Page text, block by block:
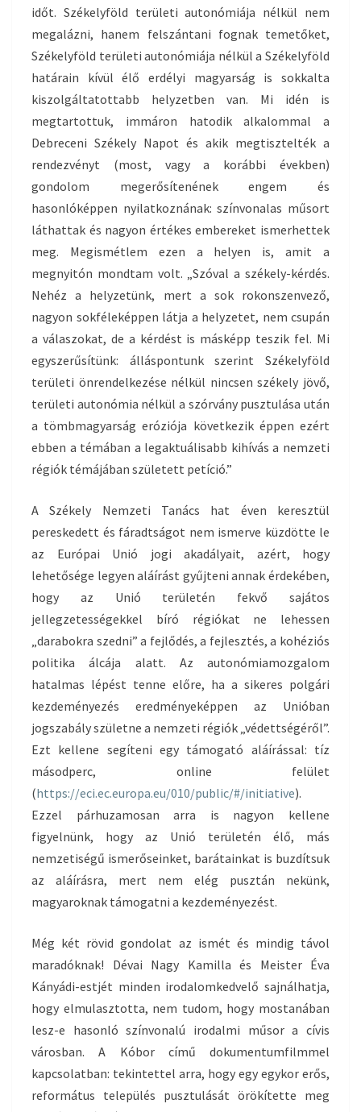
időt. Székelyföld területi autonómiája nélkül nem
megalázni, hanem felszántani fognak temetőket,
Székelyföld területi autonómiája nélkül a Székelyföld
határain kívül élő erdélyi magyarság is sokkalta
kiszolgáltatottabb helyzetben van. Mi idén is
megtartottuk, immáron hatodik alkalommal a
Debreceni Székely Napot és akik megtisztelték a
rendezvényt (most, vagy a korábbi években)
gondolom megerősítenének engem és
hasonlóképpen nyilatkoznának: színvonalas műsort
láthattak és nagyon értékes embereket ismerhettek
meg. Megismétlem ezen a helyen is, amit a
megnyitón mondtam volt. „Szóval a székely-kérdés.
Nehéz a helyzetünk, mert a sok rokonszenvező,
nagyon sokféleképpen látja a helyzetet, nem csupán
a válaszokat, de a kérdést is másképp teszik fel. Mi
egyszerűsítünk: álláspontunk szerint Székelyföld
területi önrendelkezése nélkül nincsen székely jövő,
területi autonómia nélkül a szórvány pusztulása után
a tömbmagyarság eróziója következik éppen ezért
ebben a témában a legaktuálisabb kihívás a nemzeti
régiók témájában született petíció.”
A Székely Nemzeti Tanács hat éven keresztül
pereskedett és fáradtságot nem ismerve küzdötte le
az Európai Unió jogi akadályait, azért, hogy
lehetősége legyen aláírást gyűjteni annak érdekében,
hogy az Unió területén fekvő sajátos
jellegzetességekkel bíró régiókat ne lehessen
„darabokra szedni” a fejlődés, a fejlesztés, a kohéziós
politika álcája alatt. Az autonómiamozgalom
hatalmas lépést tenne előre, ha a sikeres polgári
kezdeményezés eredményeképpen az Unióban
jogszabály születne a nemzeti régiók „védettségéről”.
Ezt kellene segíteni egy támogató aláírással: tíz
másodperc, online felület
(https://eci.ec.europa.eu/010/public/#/initiative).
Ezzel párhuzamosan arra is nagyon kellene
figyelnünk, hogy az Unió területén élő, más
nemzetiségű ismerőseinket, barátainkat is buzdítsuk
az aláírásra, mert nem elég pusztán nekünk,
magyaroknak támogatni a kezdeményezést.
Még két rövid gondolat az ismét és mindig távol
maradóknak! Dévai Nagy Kamilla és Meister Éva
Kányádi-estjét minden irodalomkedvelő sajnálhatja,
hogy elmulasztotta, nem tudom, hogy mostanában
lesz-e hasonló színvonalú irodalmi műsor a cívis
városban. A Kóbor című dokumentumfilmmel
kapcsolatban: tekintettel arra, hogy egy egykor erős,
református település pusztulását örökítette meg